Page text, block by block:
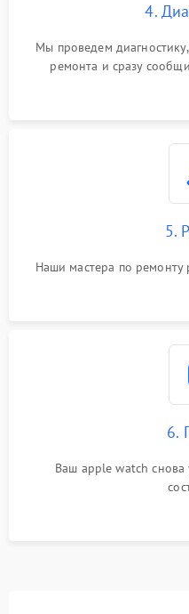
4.
Мы проведем
ремонта и сразу
5.
Наши мастера по
6.
Ваш apple watch снова